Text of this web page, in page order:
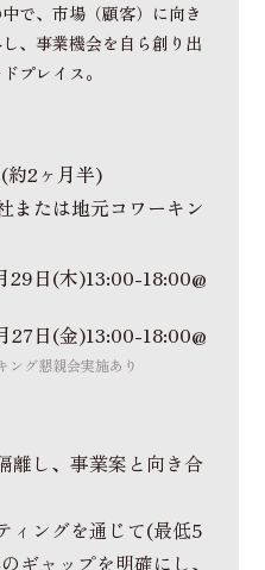
で、市場（顧客）に向き
、事業機会を自ら創り出
プレイス。
約2ヶ月半)
または地元コワーキン
29日(木)13:00-18:00@
27日(金)13:00-18:00@
グ懇親会実施あり
離し、事業案と向き合
ィングを通じて(最低5
ギャップを明確にし、